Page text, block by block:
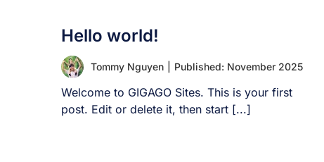
Hello world!
Tommy Nguyen Published: November 2025
Welcome to GIGAGO Sites. This is your first
post. Edit or delete it, then start [...]